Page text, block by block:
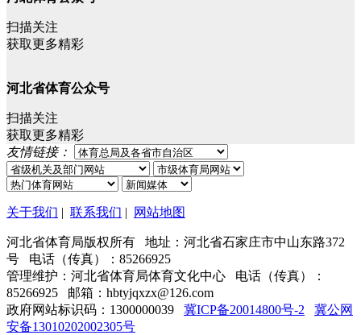
扫描关注
获取更多精彩
河北省体育公众号
扫描关注
获取更多精彩
友情链接：
关于我们 | 联系我们 | 网站地图
河北省体育局版权所有 地址：河北省石家庄市中山东路372
号 电话（传真）：85266925
管理维护：河北省体育局体育文化中心 电话（传真）：
85266925 邮箱：hbtyjqxzx@126.com
政府网站标识码：1300000039 冀ICP备20014800号-2
冀公网
安备13010202002305号